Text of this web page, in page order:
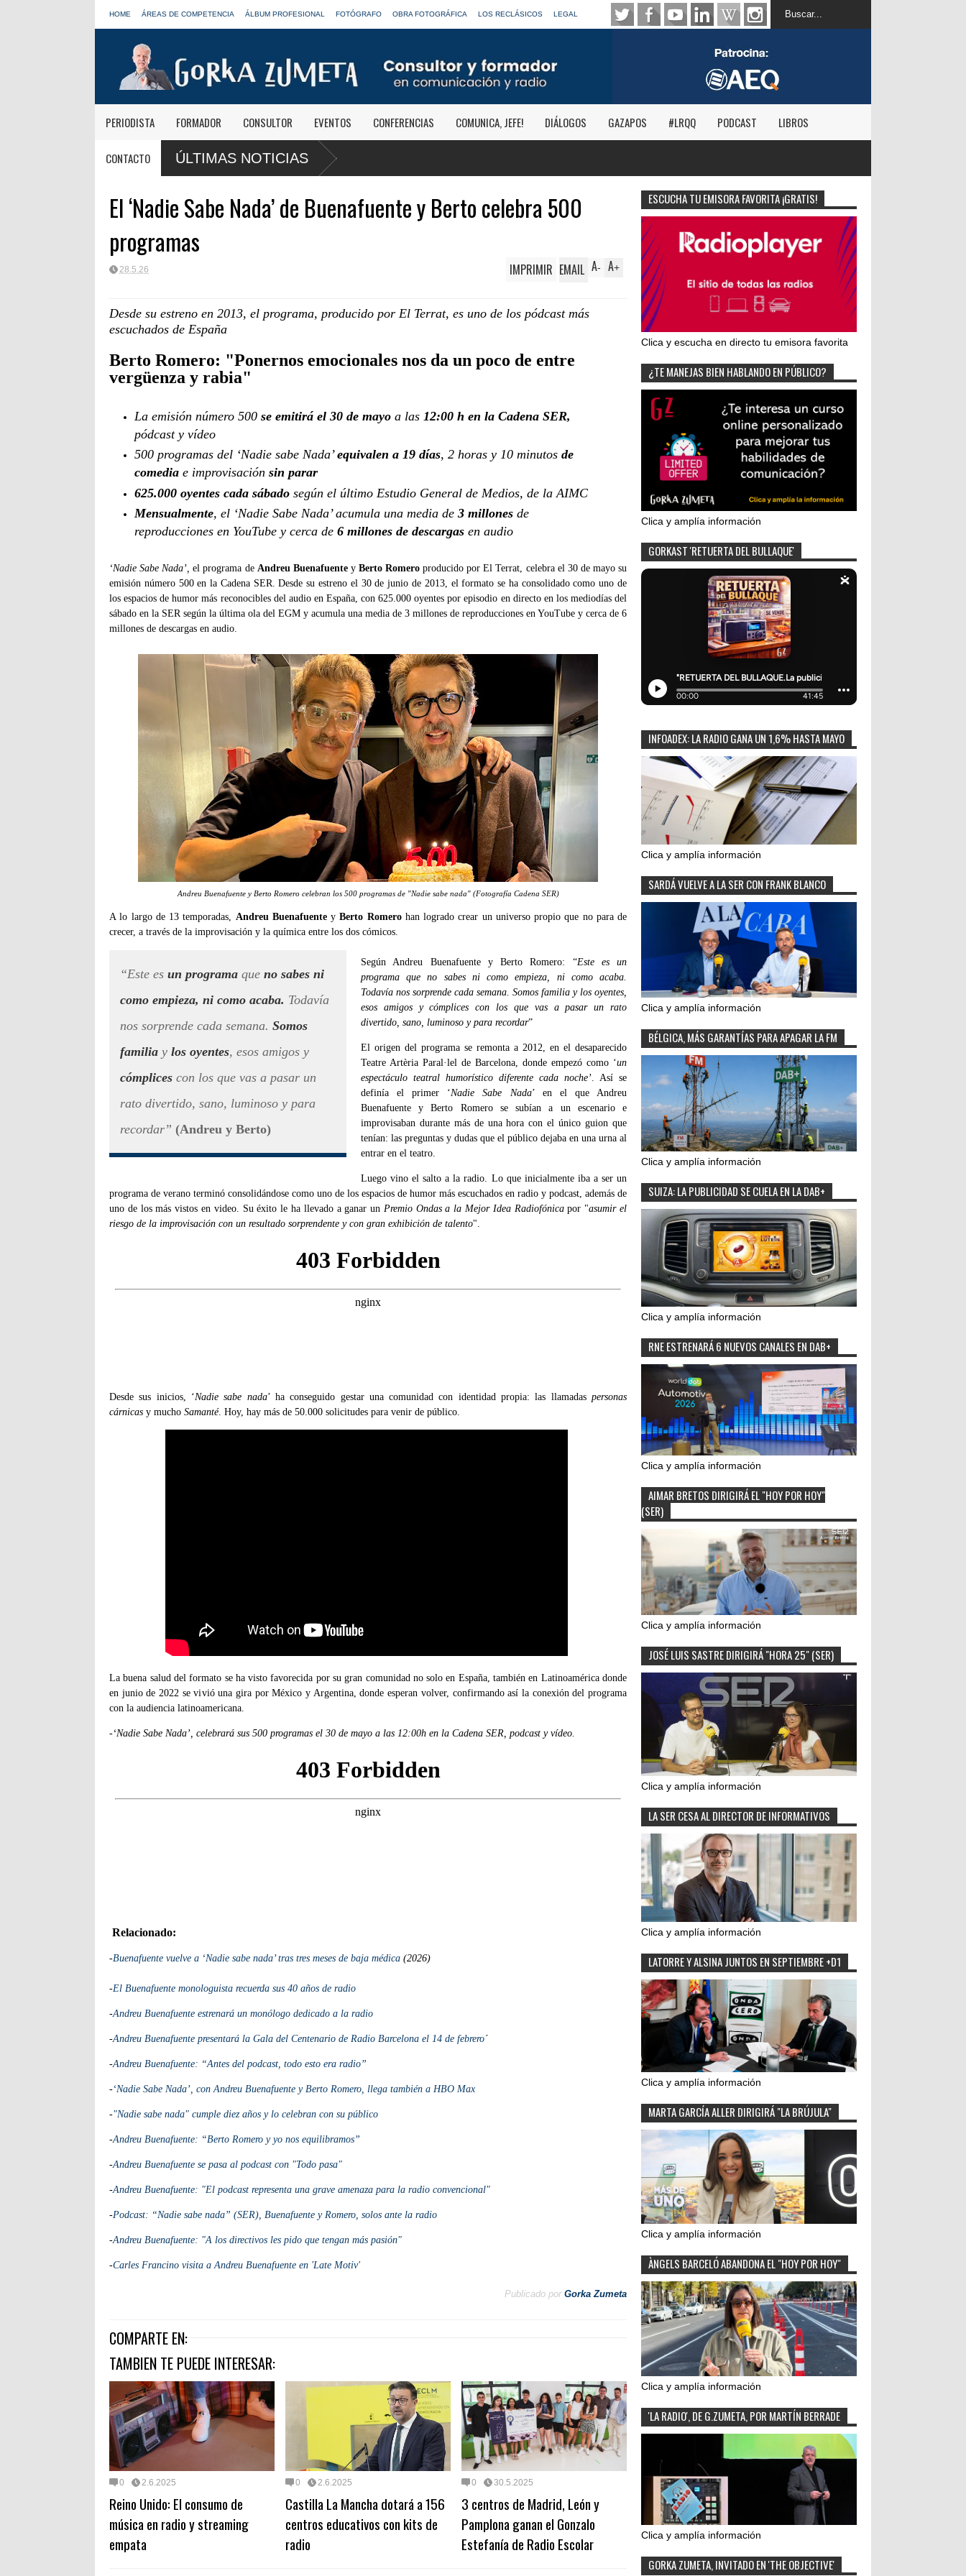
HOME ÁREAS DE COMPETENCIA ÁLBUM PROFESIONAL FOTÓGRAFO OBRA FOTOGRÁFICA LOS RECLÁSICOS LEGAL
PERIODISTA FORMADOR CONSULTOR EVENTOS CONFERENCIAS COMUNICA, JEFE! DIÁLOGOS GAZAPOS #LRQQ PODCAST LIBROS
CONTACTO ÚLTIMAS NOTICIAS
Paco Aura, nuevo presidente de
El ‘Nadie Sabe Nada’ de Buenafuente y Berto celebra 500
programas
28.5.26 A+
A-
IMPRIMIR EMAIL
Desde su estreno en 2013, el programa, producido por El Terrat, es uno de los pódcast más
escuchados de España
Berto Romero: "Ponernos emocionales nos da un poco de entre
vergüenza y rabia"
La emisión número 500 se emitirá el 30 de mayo a las 12:00 h en la Cadena SER,
pódcast y vídeo
500 programas del ‘Nadie sabe Nada’equivalen a 19 días, 2 horas y 10 minutos de
comedia e improvisación sin parar
625.000 oyentes cada sábado según el último Estudio General de Medios, de la AIMC
Mensualmente, el ‘Nadie Sabe Nada’ acumula una media de 3 millones de
reproducciones en YouTube y cerca de 6 millones de descargas en audio
‘Nadie Sabe Nada’,el programa de Andreu Buenafuentey Berto Romero producido por El Terrat, celebra el 30 de mayo su
emisión número 500 en la Cadena SER. Desde su estreno el 30 de junio de 2013, el formato se ha consolidado como uno de
los espacios de humor más reconocibles del audio en España, con 625.000 oyentes por episodio en directo en los mediodías del
sábado en la SER según la última ola del EGM y acumula una media de 3 millones de reproducciones en YouTube y cerca de 6
millones de descargas en audio.
Andreu Buenafuente y Berto Romero celebran los 500 programas de "Nadie sabe nada" (Fotografía Cadena SER)
A lo largo de 13 temporadas, Andreu BuenafuenteyBerto Romerohan logrado crear un universo propio que no para de
crecer, a través de la improvisación y la química entre los dos cómicos.
“Este es un programa que no sabes ni
como empieza, ni como acaba. Todavía
nos sorprende cada semana. Somos
familia y los oyentes, esos amigos y
cómplices con los que vas a pasar un
rato divertido, sano, luminoso y para
recordar” (Andreu y Berto)
Según Andreu Buenafuente y Berto Romero: “Este es un
programa que no sabes ni como empieza, ni como acaba.
Todavía nos sorprende cada semana. Somos familia y los oyentes,
esos amigos y cómplices con los que vas a pasar un rato
divertido, sano, luminoso y para recordar”
El origen del programa se remonta a 2012, en el desaparecido
Teatre Artèria Paral·lel de Barcelona, donde empezó como ‘un
espectáculo teatral humorístico diferente cada noche’. Así se
definía el primer ‘Nadie Sabe Nada’ en el que Andreu
Buenafuente y Berto Romero se subían a un escenario e
improvisaban durante más de una hora con el único guion que
tenían: las preguntas y dudas que el público dejaba en una urna al
entrar en el teatro.
Luego vino el salto a la radio. Lo que inicialmente iba a ser un
programa de verano terminó consolidándose como uno de los espacios de humor más escuchados en radio y podcast, además de
uno de los más vistos en video. Su éxito le ha llevado a ganar un Premio Ondas a la Mejor Idea Radiofónicapor "asumir el
riesgo de la improvisación con un resultado sorprendente y con gran exhibición de talento".
Desde sus inicios, ‘Nadie sabe nada’ ha conseguido gestar una comunidad con identidad propia: las llamadas personas
cárnicas y mucho Samanté. Hoy, hay más de 50.000 solicitudes para venir de público.
La buena salud del formato se ha visto favorecida por su gran comunidad no solo en España, también en Latinoamérica donde
en junio de 2022 se vivió una gira por México y Argentina, donde esperan volver, confirmando así la conexión del programa
con la audiencia latinoamericana.
-‘Nadie Sabe Nada’, celebrará sus 500 programas el 30 de mayo a las 12:00h en la Cadena SER, podcast y vídeo.
Relacionado:
-Buenafuente vuelve a ‘Nadie sabe nada’ tras tres meses de baja médica (2026)
-El Buenafuente monologuista recuerda sus 40 años de radio
-Andreu Buenafuente estrenará un monólogo dedicado a la radio
-Andreu Buenafuente presentará la Gala del Centenario de Radio Barcelona el 14 de febrero´
-Andreu Buenafuente: “Antes del podcast, todo esto era radio”
-‘Nadie Sabe Nada’, con Andreu Buenafuente y Berto Romero, llega también a HBO Max
-"Nadie sabe nada" cumple diez años y lo celebran con su público
-Andreu Buenafuente: “Berto Romero y yo nos equilibramos”
-Andreu Buenafuente se pasa al podcast con "Todo pasa"
-Andreu Buenafuente: "El podcast representa una grave amenaza para la radio convencional"
-Podcast: “Nadie sabe nada” (SER), Buenafuente y Romero, solos ante la radio
-Andreu Buenafuente: "A los directivos les pido que tengan más pasión"
-Carles Francino visita a Andreu Buenafuente en 'Late Motiv'
Publicado por Gorka Zumeta
COMPARTE EN:
TAMBIEN TE PUEDE INTERESAR:
0 2.6.2025
Reino Unido: El consumo de
música en radio y streaming
empata
0 2.6.2025
Castilla La Mancha dotará a 156
centros educativos con kits de
radio
0 30.5.2025
3 centros de Madrid, León y
Pamplona ganan el Gonzalo
Estefanía de Radio Escolar
ESCUCHA TU EMISORA FAVORITA ¡GRATIS!
Clica y escucha en directo tu emisora favorita
¿TE MANEJAS BIEN HABLANDO EN PÚBLICO?
Clica y amplía información
GORKAST 'RETUERTA DEL BULLAQUE'
INFOADEX: LA RADIO GANA UN 1,6% HASTA MAYO
Clica y amplía información
SARDÁ VUELVE A LA SER CON FRANK BLANCO
Clica y amplía información
BÉLGICA, MÁS GARANTÍAS PARA APAGAR LA FM
Clica y amplía información
SUIZA: LA PUBLICIDAD SE CUELA EN LA DAB+
Clica y amplía información
RNE ESTRENARÁ 6 NUEVOS CANALES EN DAB+
Clica y amplía información
AIMAR BRETOS DIRIGIRÁ EL "HOY POR HOY"
(SER)
Clica y amplía información
JOSÉ LUIS SASTRE DIRIGIRÁ "HORA 25" (SER)
Clica y amplía información
LA SER CESA AL DIRECTOR DE INFORMATIVOS
Clica y amplía información
LATORRE Y ALSINA JUNTOS EN SEPTIEMBRE +D1
Clica y amplía información
MARTA GARCÍA ALLER DIRIGIRÁ "LA BRÚJULA"
Clica y amplía información
ÀNGELS BARCELÓ ABANDONA EL "HOY POR HOY"
Clica y amplía información
'LA RADIO', DE G.ZUMETA, POR MARTÍN BERRADE
Clica y amplía información
GORKA ZUMETA, INVITADO EN 'THE OBJECTIVE'